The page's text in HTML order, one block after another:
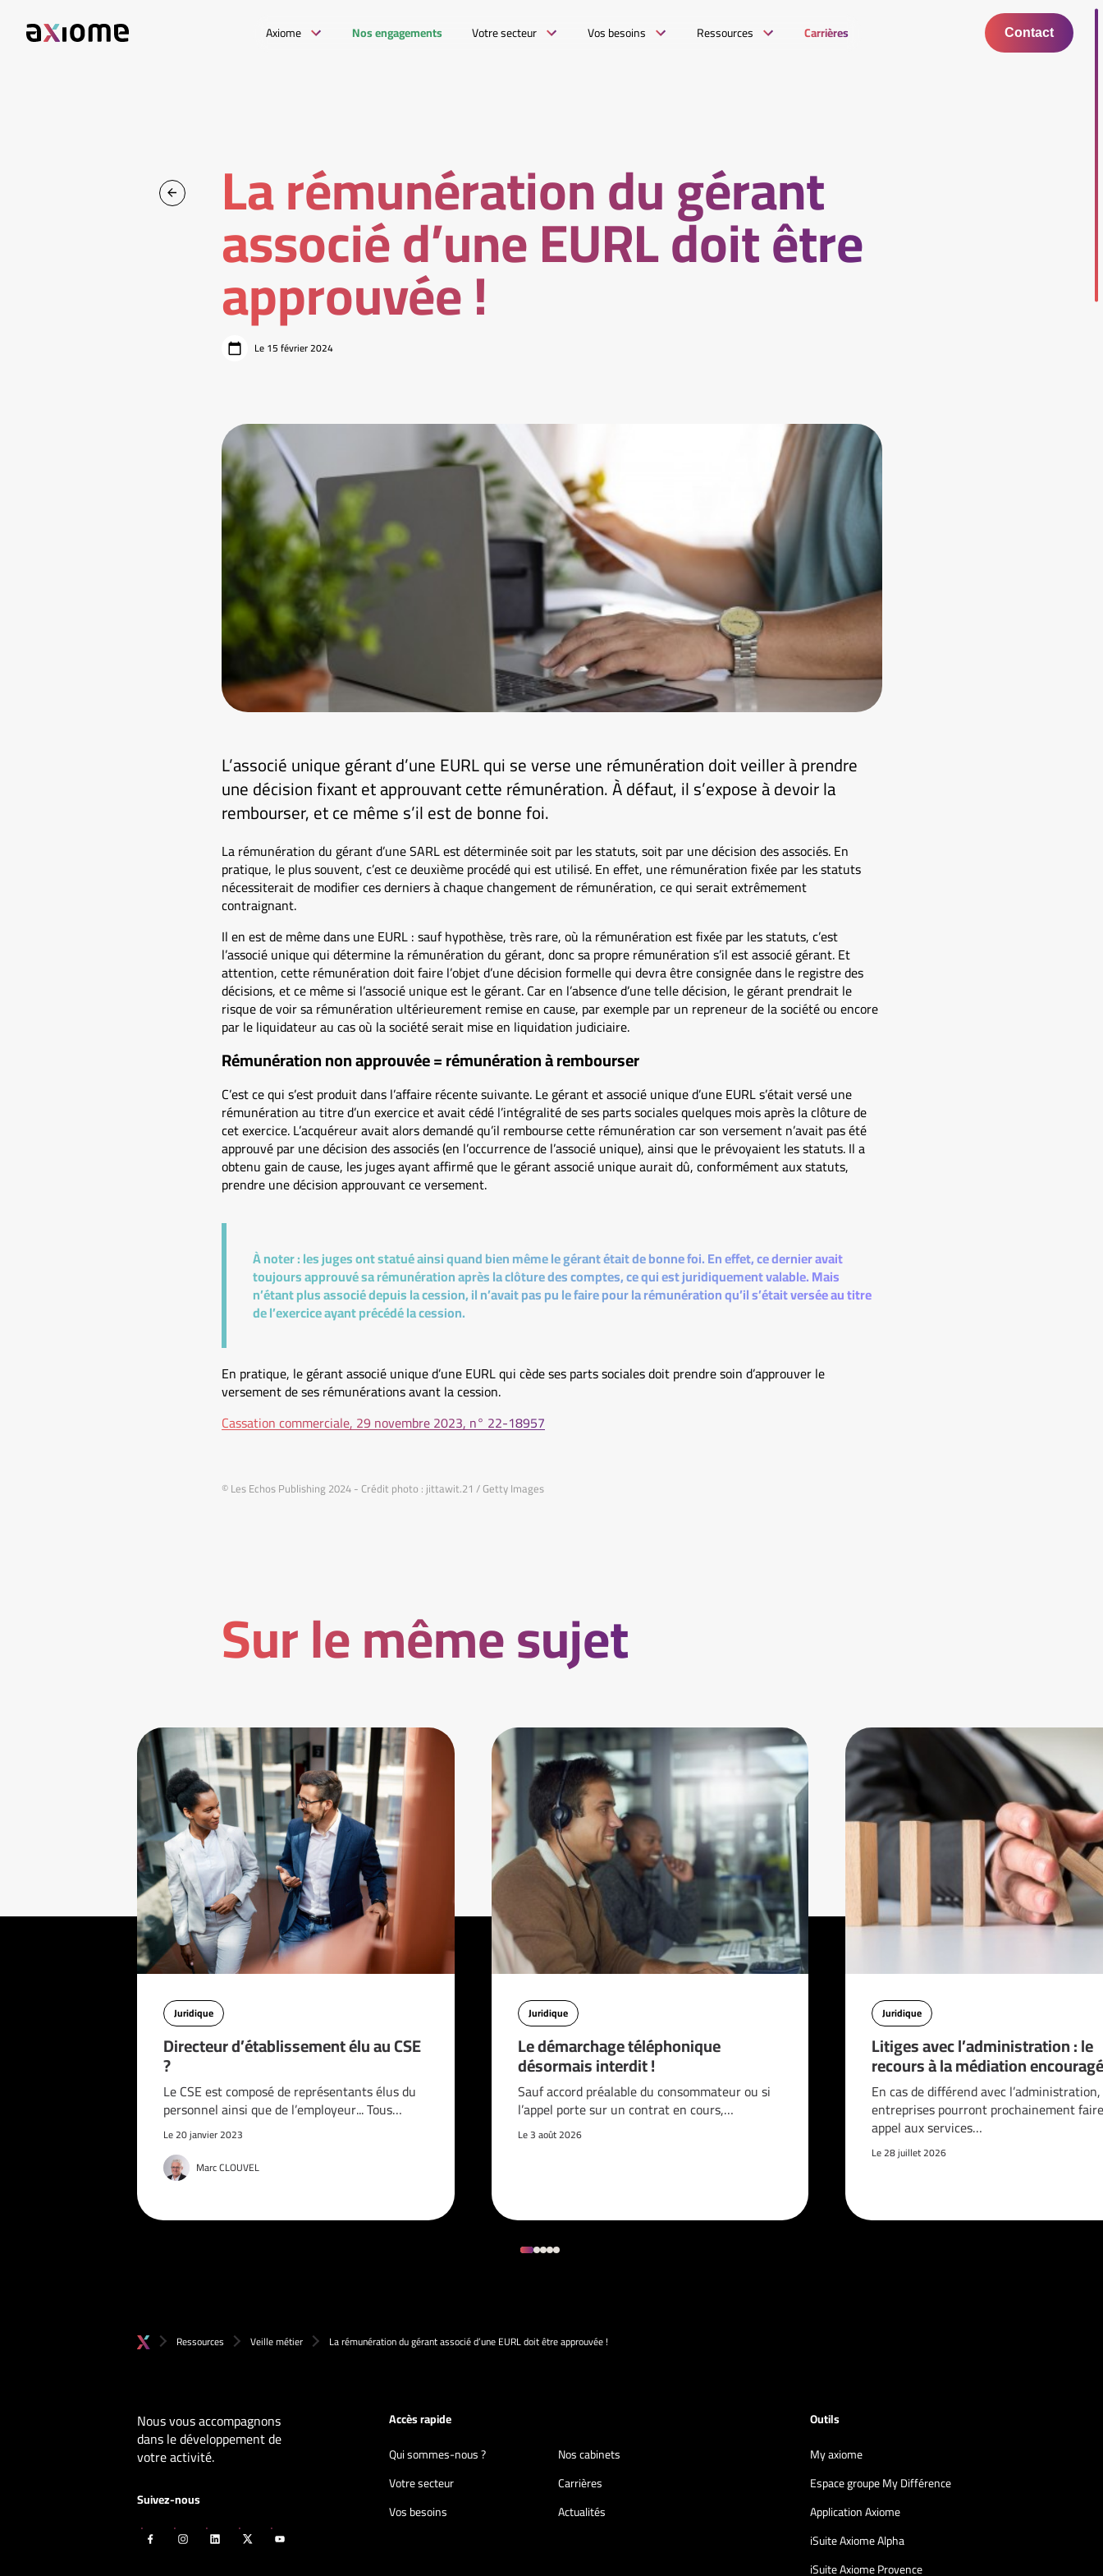
Axiome Nos engagements Votre secteur Vos besoins Ressources Carrières Contact
La rémunération du gérant
associé d’une EURL doit être
approuvée !
Le 15 février 2024
L’associé unique gérant d’une EURL qui se verse une rémunération doit veiller à prendre
une décision fixant et approuvant cette rémunération. À défaut, il s’expose à devoir la
rembourser, et ce même s’il est de bonne foi.
La rémunération du gérant d’une SARL est déterminée soit par les statuts, soit par une décision des associés. En
pratique, le plus souvent, c’est ce deuxième procédé qui est utilisé. En effet, une rémunération fixée par les statuts
nécessiterait de modifier ces derniers à chaque changement de rémunération, ce qui serait extrêmement
contraignant.
Il en est de même dans une EURL : sauf hypothèse, très rare, où la rémunération est fixée par les statuts, c’est
l’associé unique qui détermine la rémunération du gérant, donc sa propre rémunération s’il est associé gérant. Et
attention, cette rémunération doit faire l’objet d’une décision formelle qui devra être consignée dans le registre des
décisions, et ce même si l’associé unique est le gérant. Car en l’absence d’une telle décision, le gérant prendrait le
risque de voir sa rémunération ultérieurement remise en cause, par exemple par un repreneur de la société ou encore
par le liquidateur au cas où la société serait mise en liquidation judiciaire.
Rémunération non approuvée = rémunération à rembourser
C’est ce qui s’est produit dans l’affaire récente suivante. Le gérant et associé unique d’une EURL s’était versé une
rémunération au titre d’un exercice et avait cédé l’intégralité de ses parts sociales quelques mois après la clôture de
cet exercice. L’acquéreur avait alors demandé qu’il rembourse cette rémunération car son versement n’avait pas été
approuvé par une décision des associés (en l’occurrence de l’associé unique), ainsi que le prévoyaient les statuts. Il a
obtenu gain de cause, les juges ayant affirmé que le gérant associé unique aurait dû, conformément aux statuts,
prendre une décision approuvant ce versement.
À noter :les juges ont statué ainsi quand bien même le gérant était de bonne foi. En effet, ce dernier avait
toujours approuvé sa rémunération après la clôture des comptes, ce qui est juridiquement valable. Mais
n’étant plus associé depuis la cession, il n’avait pas pu le faire pour la rémunération qu’il s’était versée au titre
de l’exercice ayant précédé la cession.
En pratique, le gérant associé unique d’une EURL qui cède ses parts sociales doit prendre soin d’approuver le
versement de ses rémunérations avant la cession.
Cassation commerciale, 29 novembre 2023, n° 22-18957
© Les Echos Publishing 2024 - Crédit photo : jittawit.21 / Getty Images
Sur le même sujet
Juridique
Directeur d’établissement élu au CSE
?
Le CSE est composé de représentants élus du
personnel ainsi que de l’employeur... Tous…
Le 20 janvier 2023
Marc CLOUVEL
Juridique
Le démarchage téléphonique
désormais interdit !
Sauf accord préalable du consommateur ou si
l’appel porte sur un contrat en cours,…
Le 3 août 2026
Juridique
Litiges avec l’administration : le
recours à la médiation
En cas de différend avec
entreprises pourront prochainement faire
appel aux services…
Le 28 juillet 2026
Ressources Veille métier La rémunération du gérant associé d’une EURL doit être approuvée !
Nous vous accompagnons
dans le développement de
votre activité.
Suivez-nous
Accès rapide
Qui sommes-nous ?
Nos cabinets
Votre secteur
Carrières
Vos besoins
Actualités
Outils
My axiome
Espace groupe My Différence
Application Axiome
iSuite Axiome Alpha
iSuite Axiome Provence